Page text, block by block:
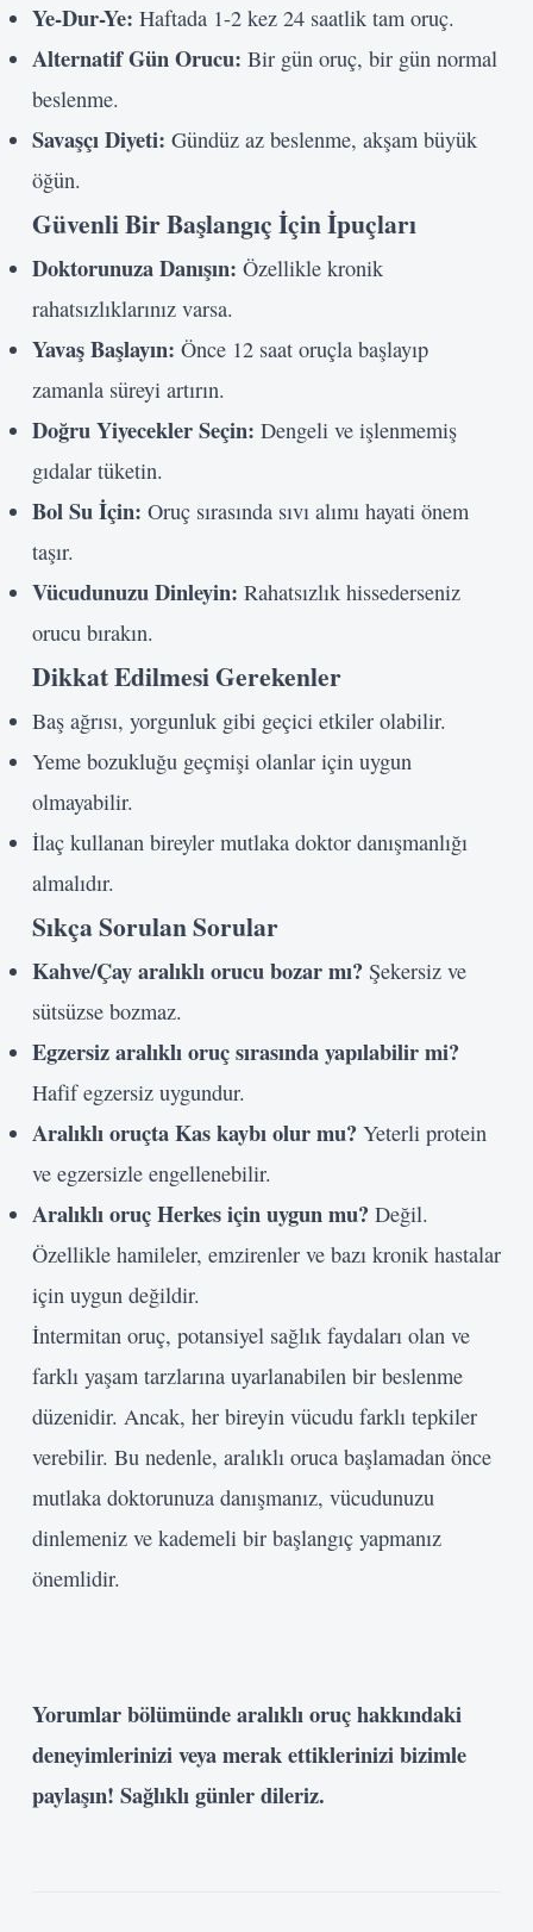
Ye-Dur-Ye: Haftada 1-2 kez 24 saatlik tam oruç.
Alternatif Gün Orucu: Bir gün oruç, bir gün normal
beslenme.
Savaşçı Diyeti: Gündüz az beslenme, akşam büyük
öğün.
Güvenli Bir Başlangıç İçin İpuçları
Doktorunuza Danışın: Özellikle kronik
rahatsızlıklarınız varsa.
Yavaş Başlayın: Önce 12 saat oruçla başlayıp
zamanla süreyi artırın.
Doğru Yiyecekler Seçin: Dengeli ve işlenmemiş
gıdalar tüketin.
Bol Su İçin: Oruç sırasında sıvı alımı hayati önem
taşır.
Vücudunuzu Dinleyin: Rahatsızlık hissederseniz
orucu bırakın.
Dikkat Edilmesi Gerekenler
Baş ağrısı, yorgunluk gibi geçici etkiler olabilir.
Yeme bozukluğu geçmişi olanlar için uygun
olmayabilir.
İlaç kullanan bireyler mutlaka doktor danışmanlığı
almalıdır.
Sıkça Sorulan Sorular
Kahve/Çay aralıklı orucu bozar mı? Şekersiz ve
sütsüzse bozmaz.
Egzersiz aralıklı oruç sırasında yapılabilir mi?
Hafif egzersiz uygundur.
Aralıklı oruçta Kas kaybı olur mu? Yeterli protein
ve egzersizle engellenebilir.
Aralıklı oruç Herkes için uygun mu? Değil.
Özellikle hamileler, emzirenler ve bazı kronik hastalar
için uygun değildir.
İntermitan oruç, potansiyel sağlık faydaları olan ve
farklı yaşam tarzlarına uyarlanabilen bir beslenme
düzenidir. Ancak, her bireyin vücudu farklı tepkiler
verebilir. Bu nedenle, aralıklı oruca başlamadan önce
mutlaka doktorunuza danışmanız, vücudunuzu
dinlemeniz ve kademeli bir başlangıç yapmanız
önemlidir.
Yorumlar bölümünde aralıklı oruç hakkındaki
deneyimlerinizi veya merak ettiklerinizi bizimle
paylaşın! Sağlıklı günler dileriz.
Şifre
Beni Hatırla
Giriş Yap